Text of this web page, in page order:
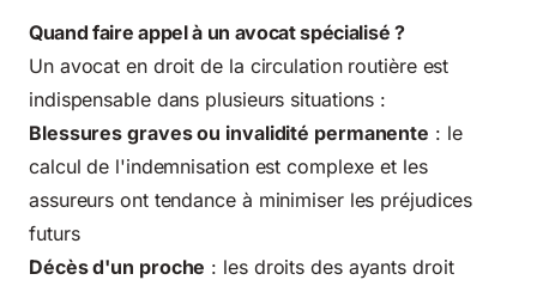
Quand faire appel à un avocat spécialisé ?
Un avocat en droit de la circulation routière est
indispensable dans plusieurs situations :
Blessures graves ou invalidité permanente : le
calcul de l'indemnisation est complexe et les
assureurs ont tendance à minimiser les préjudices
futurs
Décès d'un proche : les droits des ayants droit